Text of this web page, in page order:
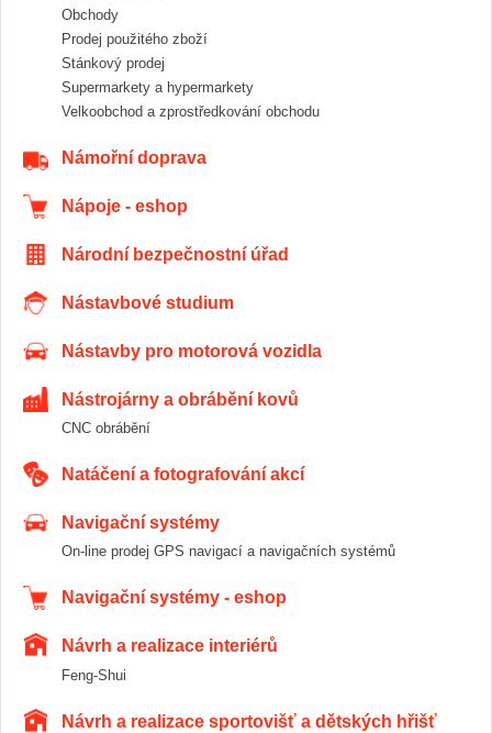
Obchody
Prodej použitého zboží
Stánkový prodej
Supermarkety a hypermarkety
Velkoobchod a zprostředkování obchodu
Námořní doprava
Nápoje - eshop
Národní bezpečnostní úřad
Nástavbové studium
Nástavby pro motorová vozidla
Nástrojárny a obrábění kovů
CNC obrábění
Natáčení a fotografování akcí
Navigační systémy
On-line prodej GPS navigací a navigačních systémů
Navigační systémy - eshop
Návrh a realizace interiérů
Feng-Shui
Návrh a realizace sportovišť a dětských hřišť